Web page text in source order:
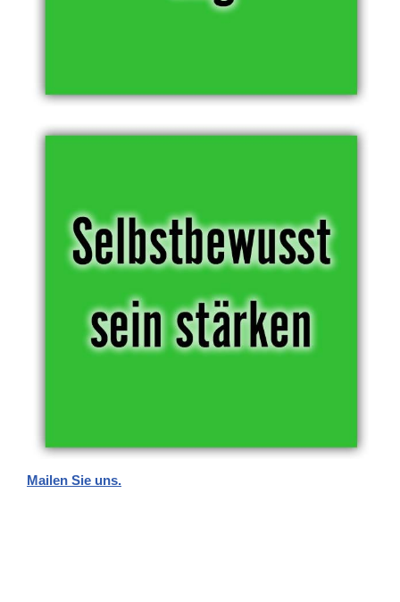
Mailen Sie uns.